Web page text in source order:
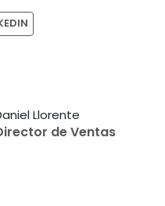
Llorente
de Ventas